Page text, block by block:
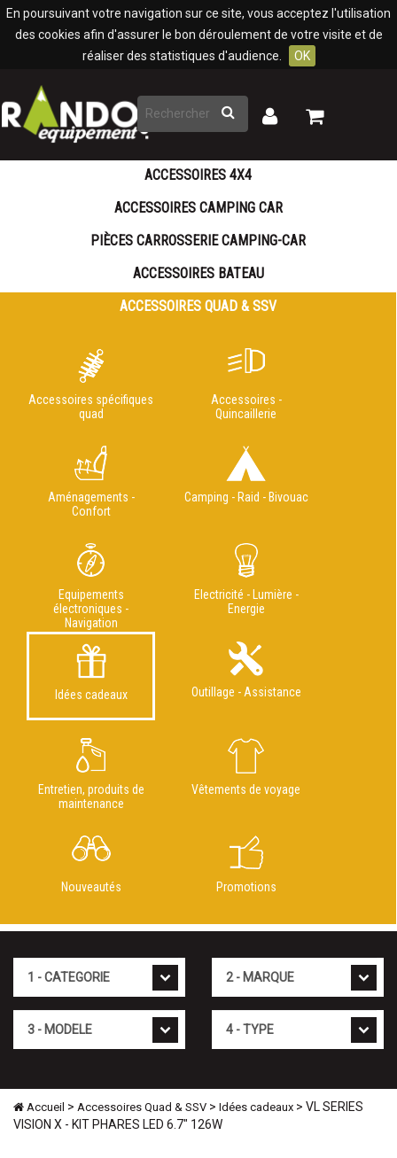
En poursuivant votre navigation sur ce site, vous acceptez l'utilisation
des cookies afin d'assurer le bon déroulement de votre visite et de
réaliser des statistiques d'audience.
OK
Rechercher
Mon
Mon
ACCESSOIRES 4X4
ACCESSOIRES CAMPING CAR
PIÈCES CARROSSERIE CAMPING-CAR
ACCESSOIRES BATEAU
ACCESSOIRES QUAD & SSV
Accessoires spécifiques
quad
Accessoires -
Quincaillerie
Aménagements -
Confort
Camping - Raid - Bivouac
Equipements
électroniques -
Navigation
Electricité - Lumière -
Energie
Idées cadeaux Outillage - Assistance
Entretien, produits de
maintenance
Vêtements de voyage
Nouveautés Promotions
Accueil > Accessoires Quad & SSV > Idées cadeaux > VL SERIES
VISION X - KIT PHARES LED 6.7" 126W
Panneau de gestion des cookies